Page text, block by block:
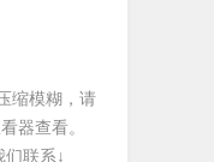
缩模糊，请
器查看。
联系↓